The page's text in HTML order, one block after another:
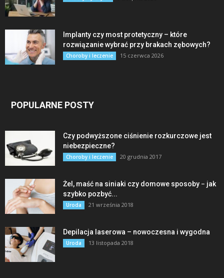
Implanty czy most protetyczny – które
rozwiązanie wybrać przy brakach zębowych?
Choroby i leczenie 15 czerwca 2026
POPULARNE POSTY
Czy podwyższone ciśnienie rozkurczowe jest
niebezpieczne?
Choroby i leczenie 20 grudnia 2017
Żel, maść na siniaki czy domowe sposoby − jak
szybko pozbyć...
Uroda 21 września 2018
Depilacja laserowa – nowoczesna i wygodna
Uroda 13 listopada 2018